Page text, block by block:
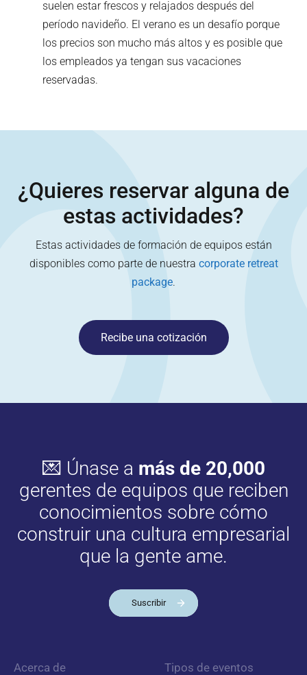
suelen estar frescos y relajados después del
período navideño. El verano es un desafío porque
los precios son mucho más altos y es posible que
los empleados ya tengan sus vacaciones
reservadas.
¿Quieres reservar alguna de
estas actividades?
Estas actividades de formación de equipos están
disponibles como parte de nuestra corporate retreat
package.
Recibe una cotización
💌 Únase a más de 20,000
gerentes de equipos que reciben
conocimientos sobre cómo
construir una cultura empresarial
que la gente ame.
Suscribir
Acerca de Tipos de eventos